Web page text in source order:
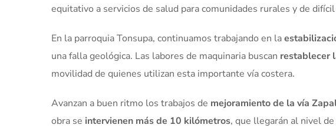
equitativo a servicios de salud para comunidades rurales y de difícil
En la parroquia Tonsupa, continuamos trabajando en la
una falla geológica. Las labores de maquinaria buscan restablecer
movilidad de quienes utilizan esta importante vía costera.
Avanzan a buen ritmo los trabajos de mejoramiento de la vía
obra se intervienen más de 10 kilómetros, que llegarán al nivel